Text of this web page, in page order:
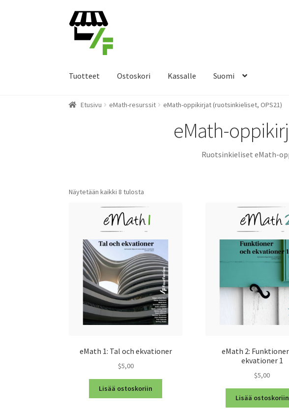
Siirry
navigointiin
Siirry
sisältöön
Tuotteet Ostoskori Kassalle Suomi
Etusivu eMath-resurssit eMath-oppikirjat (ruotsinkieliset, OPS21)
eMath-
Ruotsinkieliset eMath-
Näytetään kaikki 8 tulosta
eMath 1: Tal och ekvationer
$5,00
Lisää ostoskoriin
eMath 2:
ekvationer 1
$5,00
Lisää ostoskoriin